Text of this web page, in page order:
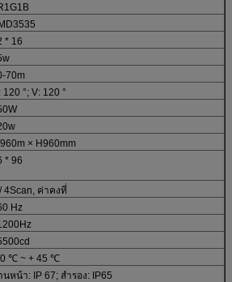
* 16
70m
120 °; V: 120 °
× H960mm
* 96
4Scan, ค่าคงที่
Hz
℃ ~ + 45 ℃
นหน้า: IP 67; สำรอง: IP65